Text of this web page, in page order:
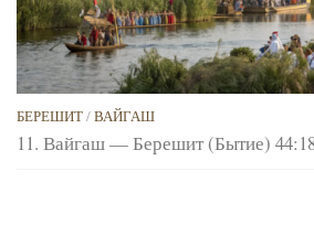
БЕРЕШИТ/ВАЙГАШ
11. Вайгаш — Берешит (Бытие)